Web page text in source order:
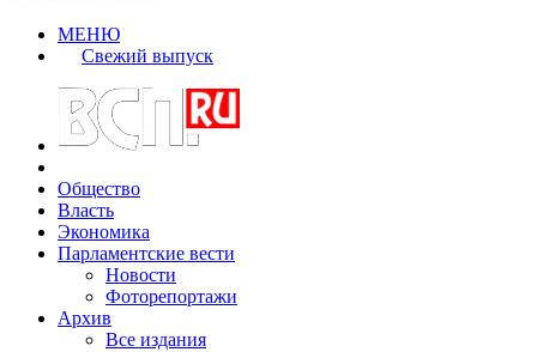
МЕНЮ
Свежий выпуск
Общество
Власть
Экономика
Парламентские вести
Новости
Фоторепортажи
Архив
Все издания